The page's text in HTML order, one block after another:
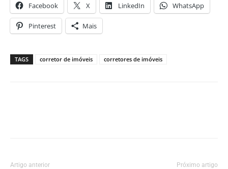
Facebook X LinkedIn WhatsApp
Pinterest Mais
TAGS corretor de imóveis corretores de imóveis
Artigo anterior Próximo artigo